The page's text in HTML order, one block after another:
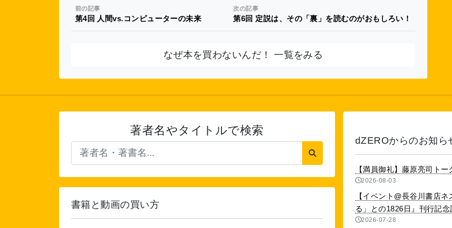
前の記事
第4回 人間vs.コンピューターの未来
次の記事
第6回 定説は、その「裏」を読むのがおもしろい！
なぜ本を買わないんだ！ 一覧をみる
著者名やタイトルで検索
書籍と動画の買い方
dZEROからのお知ら
【満員御礼】藤原亮司ト
2026-08-03
【イベント@長谷川書店
る」との1826日』刊行記
2026-07-28